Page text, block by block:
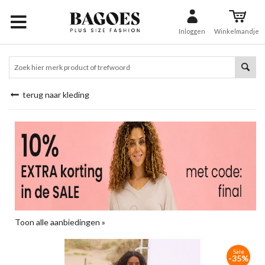
Inloggen Winkelmandje
terug naar kleding
Toon alle aanbiedingen »
Sale
-35%